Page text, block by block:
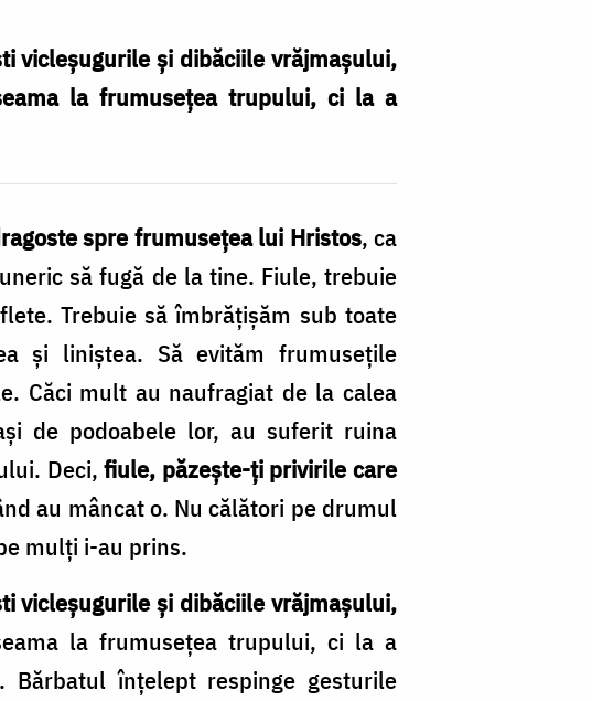
vicleșugurile și dibăciile vrăjmașului,
la frumusețea trupului, ci la a
spre frumuseţea lui Hristos, ca
să fugă de la tine. Fiule, trebuie
Trebuie să îmbrăţişăm sub toate
şi liniştea. Să evităm frumuseţile
Căci mult au naufragiat de la calea
de podoabele lor, au suferit ruina
Deci,fiule, păzeşte-ţi privirile care
au mâncat o. Nu călători pe drumul
mulţi i-au prins.
vicleşugurile şi dibăciile vrăjmaşului,
la frumuseţea trupului, ci la a
înţelept respinge gesturile